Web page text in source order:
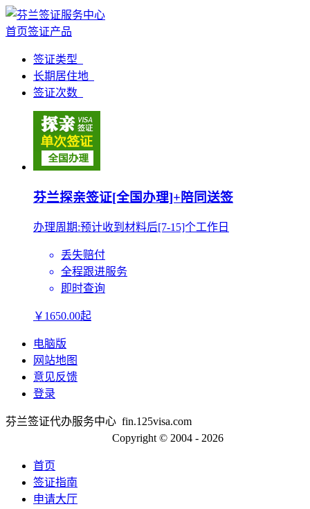
首页签证产品
签证类型
长期居住地
签证次数
芬兰探亲签证[全国办理]+陪同送签
办理周期:预计收到材料后[7-15]个工作日
丢失赔付
全程跟进服务
即时查询
￥ 1650.00起
电脑版
网站地图
意见反馈
登录
芬兰签证代办服务中心 fin.125visa.com
Copyright © 2004 - 2026
首页
签证指南
申请大厅